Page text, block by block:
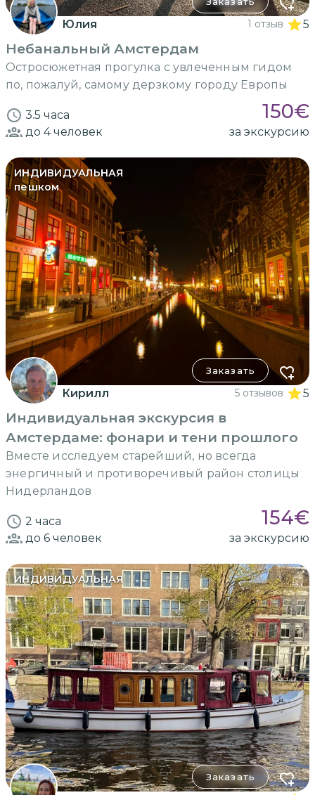
Юлия 1 отзыв 5
Небанальный Амстердам
Остросюжетная прогулка с увлеченным гидом
по, пожалуй, самому дерзкому городу Европы
3.5 часа 150€
до 4человек за экскурсию
ИНДИВИДУАЛЬНАЯ
пешком
Заказать
Кирилл 5 отзывов 5
Индивидуальная экскурсия в
Амстердаме: фонари и тени прошлого
Вместе исследуем старейший, но всегда
энергичный и противоречивый район столицы
Нидерландов
2 часа 154€
до 6 человек за экскурсию
ИНДИВИДУАЛЬНАЯ
Заказать